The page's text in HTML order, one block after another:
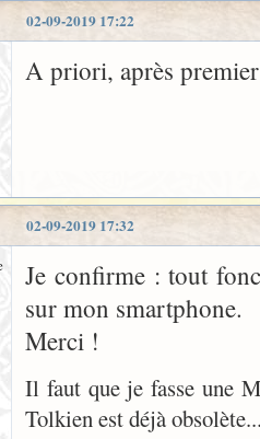
02-09-2019 17:22
A priori, après
02-09-2019 17:32
Je confirme : tout
sur mon smartphone.
Merci !
Il faut que je fasse une
Tolkien est déjà